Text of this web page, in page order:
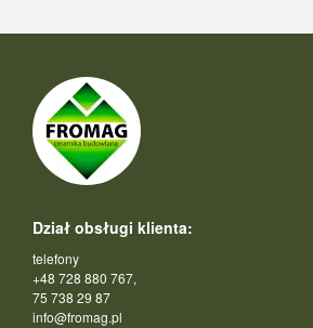
Dział obsługi klienta:
telefony
+48 728 880 767,
75 738 29 87
info@fromag.pl